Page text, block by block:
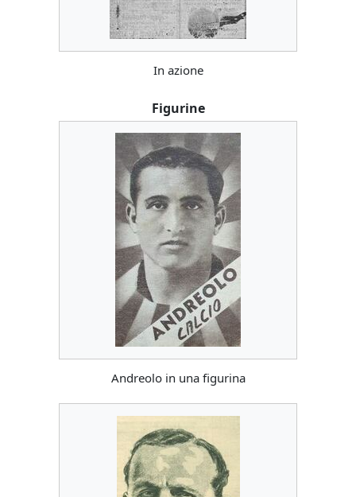
In azione
Figurine
Andreolo in una figurina